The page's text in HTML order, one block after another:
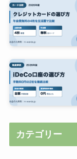
カテゴリー